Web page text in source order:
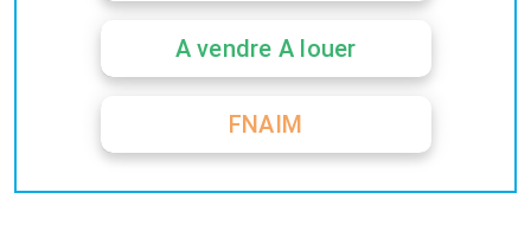
A vendre A louer
FNAIM